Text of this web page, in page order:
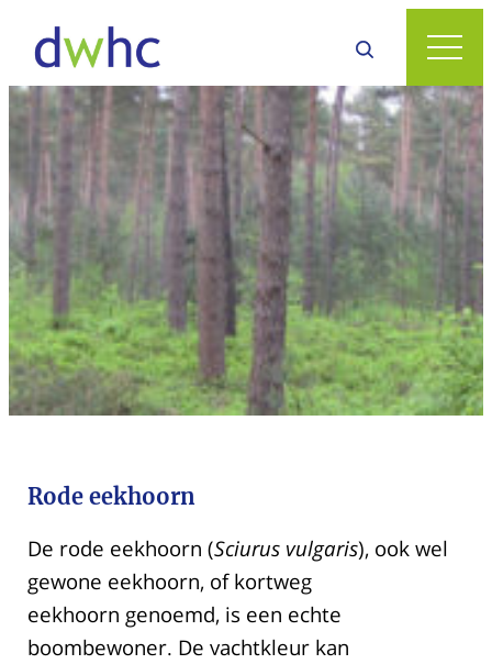
Rode eekhoorn
De rode eekhoorn (Sciurus vulgaris), ook wel
gewone eekhoorn, of kortweg
eekhoorn genoemd, is een echte
boombewoner. De vachtkleur kan